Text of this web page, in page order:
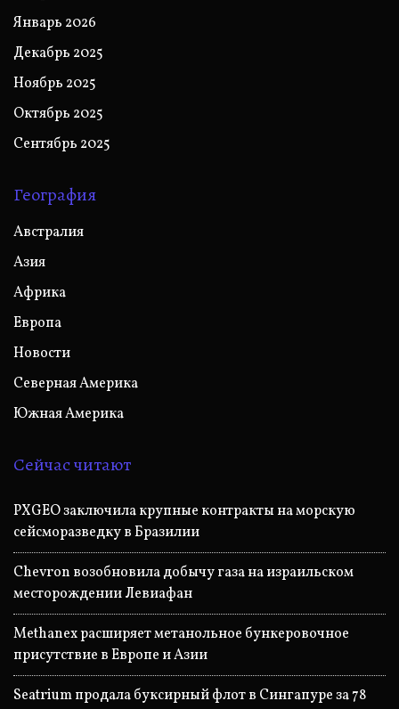
Январь 2026
Декабрь 2025
Ноябрь 2025
Октябрь 2025
Сентябрь 2025
География
Австралия
Азия
Африка
Европа
Новости
Северная Америка
Южная Америка
Сейчас читают
PXGEO заключила крупные контракты на морскую
сейсморазведку в Бразилии
Chevron возобновила добычу газа на израильском
месторождении Левиафан
Methanex расширяет метанольное бункеровочное
присутствие в Европе и Азии
Seatrium продала буксирный флот в Сингапуре за 78